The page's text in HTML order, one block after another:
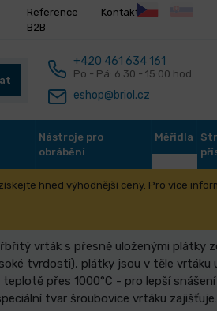
Reference
B2B
Kontakt
+420 461 634 161
Po - Pá: 6:30 - 15:00 hod.
eshop@briol.cz
Nástroje pro
obrábění
Měřidla
hned výhodnější ceny. Pro více
vrták s přesně uloženými plátky
tvrdosti), plátky jsou v těle vrtáku
teplotě přes 1000°C - pro lepší
tvar šroubovice vrtáku